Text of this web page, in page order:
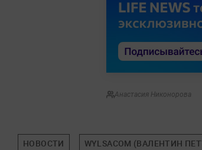
Анастасия Никонорова
НОВОСТИ WYLSACOM (ВАЛЕНТИН